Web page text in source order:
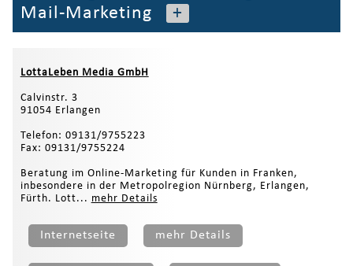
Mail-Marketing
+
LottaLeben Media GmbH
Calvinstr. 3
91054 Erlangen
Telefon: 09131/9755223
Fax: 09131/9755224
Beratung im Online-Marketing für Kunden in Franken,
inbesondere in der Metropolregion Nürnberg, Erlangen,
Fürth. Lott... mehr Details
Internetseite mehr Details